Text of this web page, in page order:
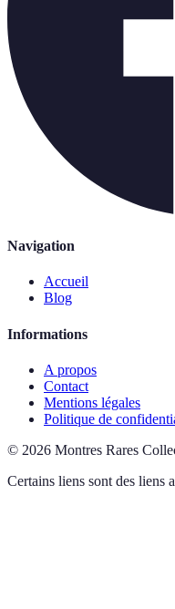
Navigation
Accueil
Blog
Informations
A propos
Contact
Mentions légales
Politique de
© 2026 Montres Rares
Certains liens sont des liens